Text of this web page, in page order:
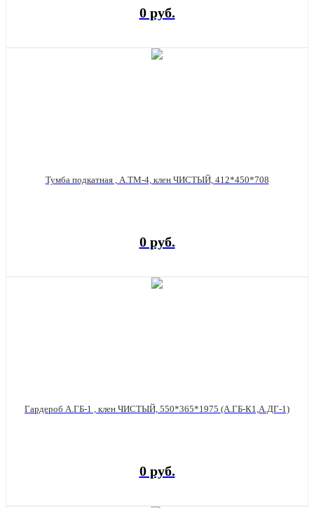
0 руб.
Тумба подкатная , А.ТМ-4, клен ЧИСТЫЙ, 412*450*708
0 руб.
Гардероб А.ГБ-1 , клен ЧИСТЫЙ, 550*365*1975 (А.ГБ-К1,А.ДГ-1)
0 руб.